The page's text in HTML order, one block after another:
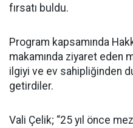
fırsatı buldu.
Program kapsamında
makamında ziyaret eden
ilgiyi ve ev sahipliğinden
getirdiler.
Vali Çelik; “25 yıl önce